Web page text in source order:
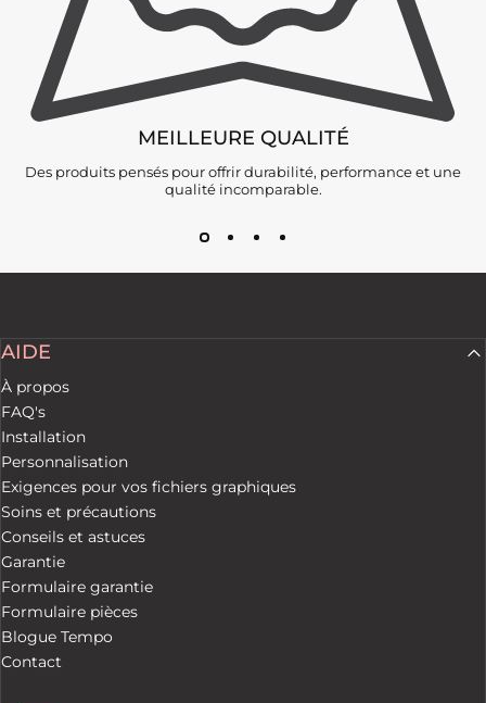
MEILLEURE QUALITÉ
Des produits pensés pour offrir durabilité, performance et une
qualité incomparable.
AIDE
À propos
FAQ's
Installation
Personnalisation
Exigences pour vos fichiers graphiques
Soins et précautions
Conseils et astuces
Garantie
Formulaire garantie
Formulaire pièces
Blogue Tempo
Contact